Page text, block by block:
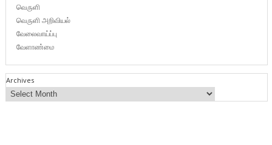
வெருளி
வெருளி அறிவியல்
வேலைவாய்ப்பு
வேளாண்மை
Archives